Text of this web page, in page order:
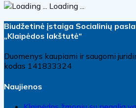
Loading ...
Biudžetinė įstaiga Socialinių
„Klaipėdos lakštutė“
Duomenys kaupiami ir saugomi
kodas 141833324
Naujienos